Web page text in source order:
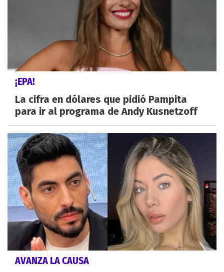
¡EPA!
La cifra en dólares que pidió Pampita
para ir al programa de Andy Kusnetzoff
AVANZA LA CAUSA